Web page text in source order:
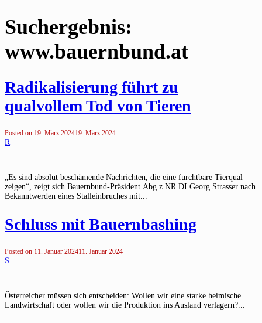
Suchergebnis:
www.bauernbund.at
Radikalisierung führt zu
qualvollem Tod von Tieren
Posted on 19. März 202419. März 2024
R
„Es sind absolut beschämende Nachrichten, die eine furchtbare Tierqual
zeigen“, zeigt sich Bauernbund-Präsident Abg.z.NR DI Georg Strasser nach
Bekanntwerden eines Stalleinbruches mit...
Schluss mit Bauernbashing
Posted on 11. Januar 202411. Januar 2024
S
Österreicher müssen sich entscheiden: Wollen wir eine starke heimische
Landwirtschaft oder wollen wir die Produktion ins Ausland verlagern?...